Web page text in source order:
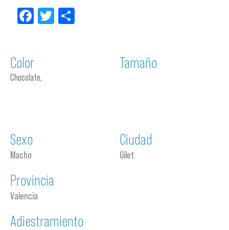
Facebook
Twitter
Color
Chocolate,
Tamaño
Sexo
Macho
Ciudad
Gilet
Provincia
Valencia
Adiestramiento